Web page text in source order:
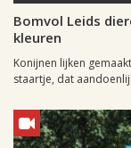
Bomvol Leids
kleuren
Konijnen lijken
staartje, dat